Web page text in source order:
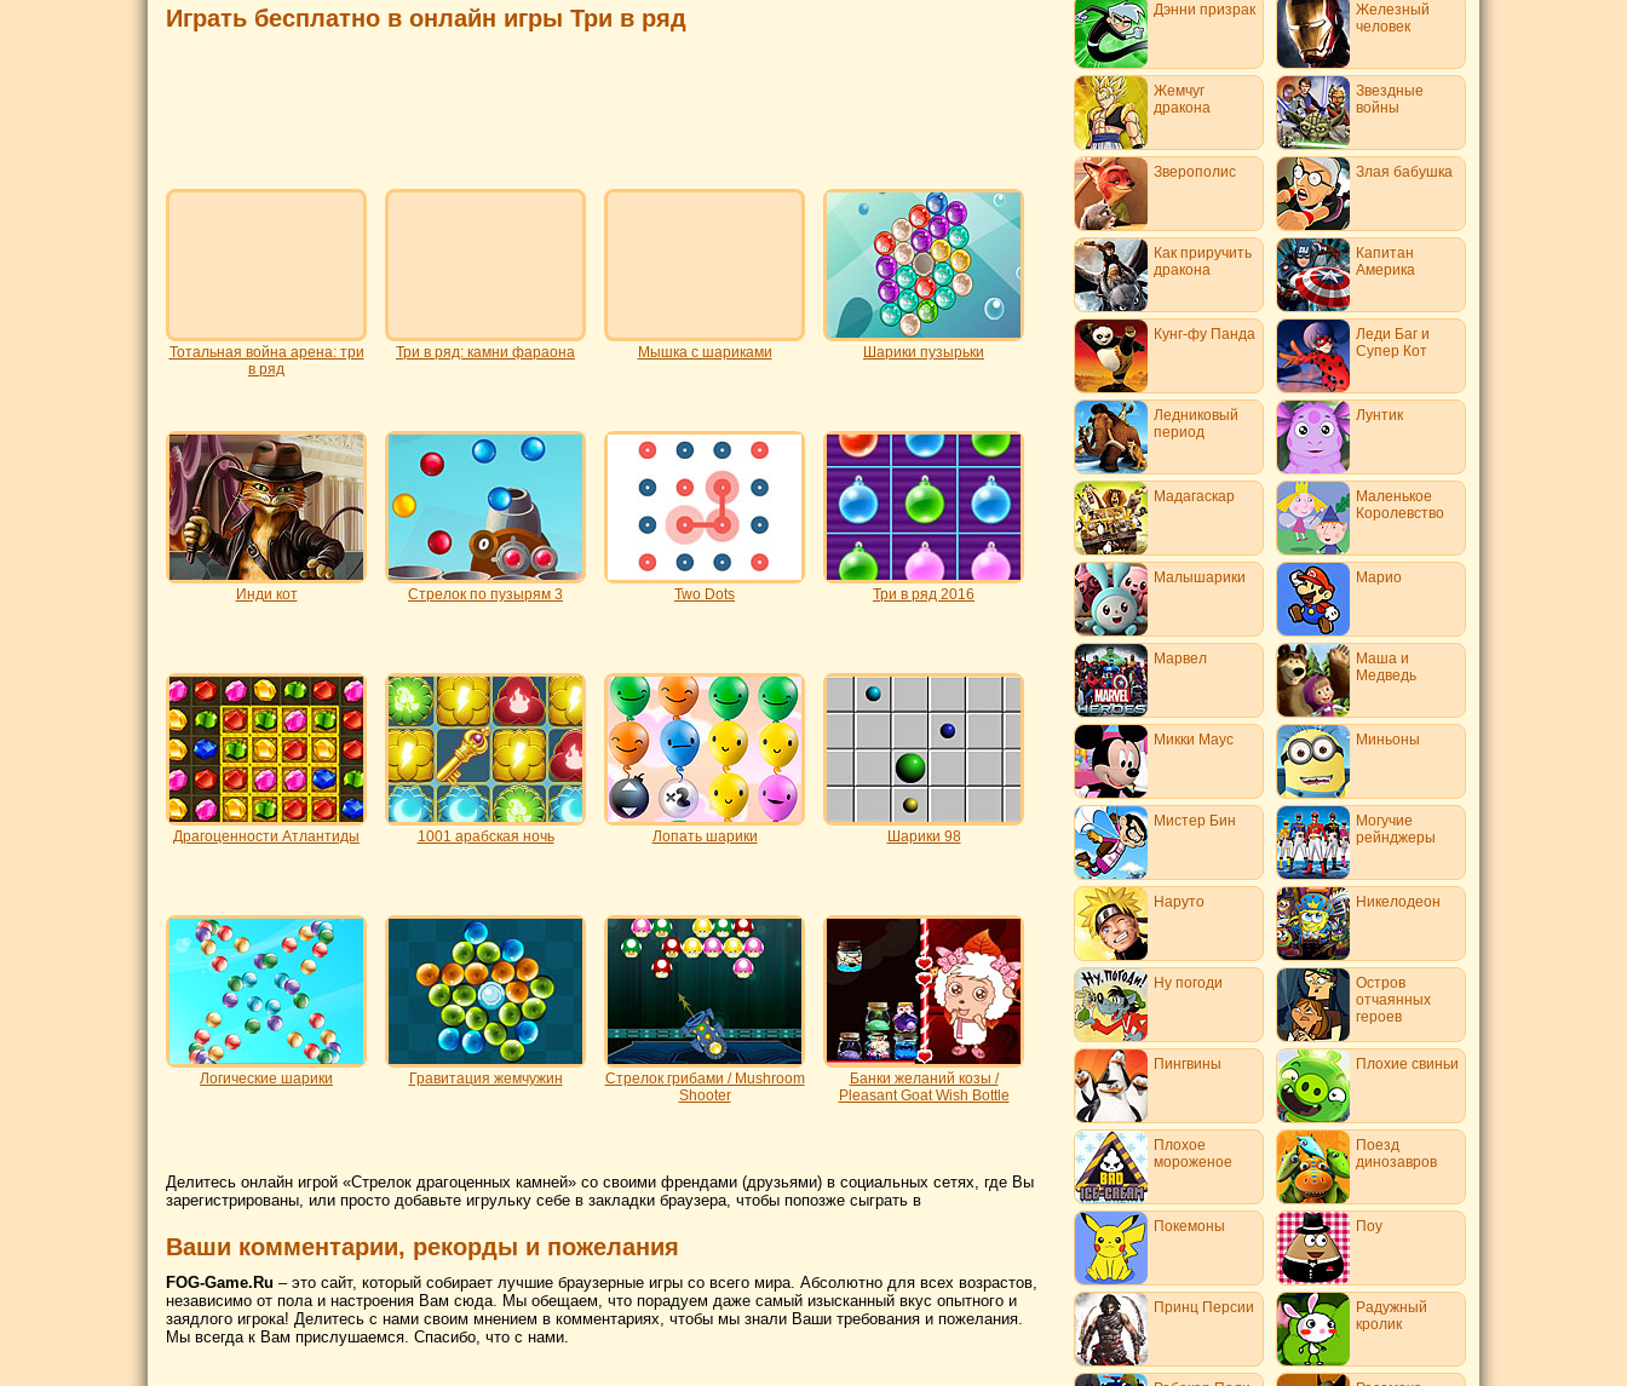
Играть бесплатно в онлайн игры Три в ряд
Тотальная война арена: три
в ряд
Три в ряд: камни фараона Мышка с шариками Шарики пузырьки
Инди кот Стрелок по пузырям 3 Two Dots Три в ряд 2016
Драгоценности Атлантиды 1001 арабская ночь Лопать шарики Шарики 98
Логические шарики Гравитация жемчужин
Стрелок грибами / Mushroom
Shooter
Банки желаний козы /
Pleasant Goat Wish Bottle
Делитесь онлайн игрой «Стрелок драгоценных камней» со своими френдами (друзьями) в социальных сетях, где Вы
зарегистрированы, или просто добавьте игрульку себе в закладки браузера, чтобы попозже сыграть в
Ваши комментарии, рекорды и пожелания
FOG-Game.Ru – это сайт, который собирает лучшие браузерные игры со всего мира. Абсолютно для всех возрастов,
независимо от пола и настроения Вам сюда. Мы обещаем, что порадуем даже самый изысканный вкус опытного и
заядлого игрока! Делитесь с нами своим мнением в комментариях, чтобы мы знали Ваши требования и пожелания.
Мы всегда к Вам прислушаемся. Спасибо, что с нами.
Дэнни призрак
Железный
человек
Жемчуг
дракона
Звездные
войны
Зверополис Злая бабушка
Как приручить
дракона
Капитан
Америка
Кунг-фу Панда
Леди Баг и
Супер Кот
Ледниковый
период
Лунтик
Мадагаскар
Маленькое
Королевство
Малышарики Марио
Марвел
Маша и
Медведь
Микки Маус Миньоны
Мистер Бин
Могучие
рейнджеры
Наруто Никелодеон
Ну погоди
Остров
отчаянных
героев
Пингвины Плохие свиньи
Плохое
мороженое
Поезд
динозавров
Покемоны Поу
Принц Персии
Радужный
кролик